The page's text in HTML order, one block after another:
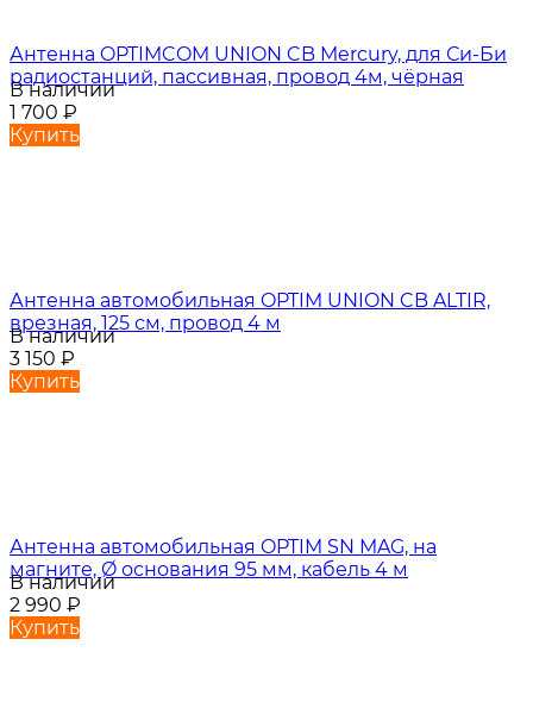
Антенна OPTIMCOM UNION CB Mercury, для Си-Би
радиостанций, пассивная, провод 4м, чёрная
В наличии
1 700 ₽
Купить
Антенна автомобильная OPTIM UNION CB ALTIR,
врезная, 125 см, провод 4 м
В наличии
3 150 ₽
Купить
Антенна автомобильная OPTIM SN MAG, на
магните, Ø основания 95 мм, кабель 4 м
В наличии
2 990 ₽
Купить